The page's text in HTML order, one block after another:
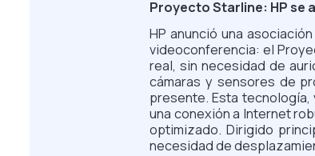
Proyecto Starline: HP se
HP anunció una
videoconferencia: el
real, sin necesidad de
cámaras y sensores de
presente. Esta
una conexión a Internet
optimizado. Dirigido
necesidad de